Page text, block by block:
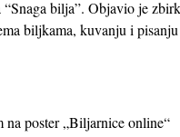
bilja”. Objavio je
biljkama, kuvanju i
poster „Biljarnice online“